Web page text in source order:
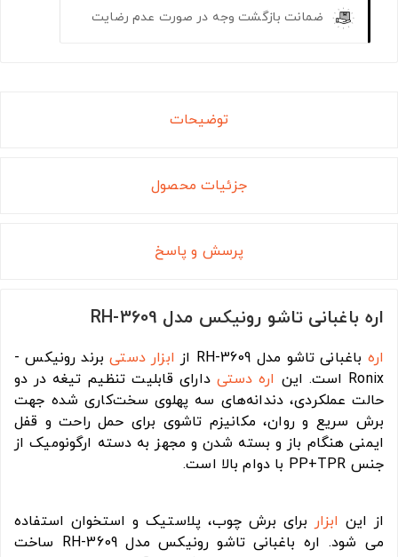
ضمانت بازگشت وجه در صورت عدم رضایت
توضیحات
جزئیات محصول
پرسش و پاسخ
اره باغبانی تاشو رونیکس مدل RH-3609
اره باغبانی تاشو مدل RH-3609 از ابزار دستیبرند رونیکس -
Ronix است. این
اره دستی دارای قابلیت تنظیم تیغه در دو
حالت عملکردی، دندانه‌های سه‌ پهلوی سخت‌کاری شده جهت
برش سریع و روان، مکانیزم تاشوی برای حمل راحت و قفل
ایمنی هنگام باز و بسته شدن و مجهز به دسته ارگونومیک از
جنس PP+TPR با دوام بالا است.
از این ابزار برای برش چوب، پلاستیک و استخوان استفاده
می شود. اره باغبانی تاشو رونیکس مدل RH-3609 ساخت